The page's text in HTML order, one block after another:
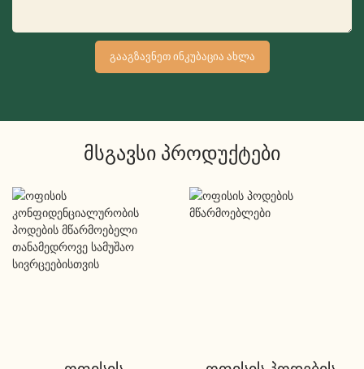
ᲒᲐᲐᲒᲖᲐᲕᲜᲔᲗ ᲘᲜᲙᲣᲑᲐᲪᲘᲐ ᲐᲮᲚᲐ
Მსგავსი Პროდუქტები